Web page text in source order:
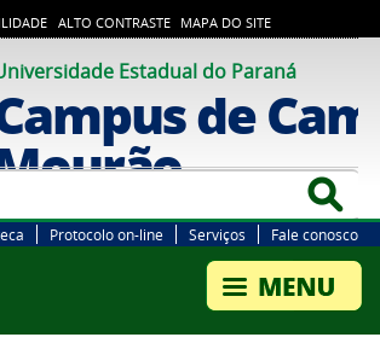
ALTO CONTRASTE MAPA DO SITE
Estadual do Paraná
de
Protocolo on-line Serviços Fale conosco